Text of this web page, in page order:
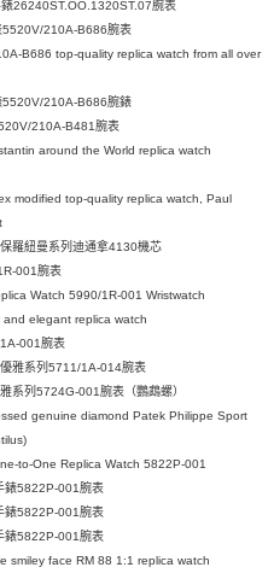
26240ST.OO.1320ST.07腕表
5520V/210A-B686腕表
B686 top-quality replica watch from all over
5520V/210A-B686腕錶
210A-B481腕表
around the World replica watch
modified top-quality replica watch, Paul
羅紐曼系列迪通拿4130機芯
001腕表
Watch 5990/1R-001 Wristwatch
elegant replica watch
001腕表
雅系列5711/1A-014腕表
系列5724G-001腕表（鸚鵡螺）
genuine diamond Patek Philippe Sport
to-One Replica Watch 5822P-001
錶5822P-001腕表
錶5822P-001腕表
錶5822P-001腕表
smiley face RM 88 1:1 replica watch